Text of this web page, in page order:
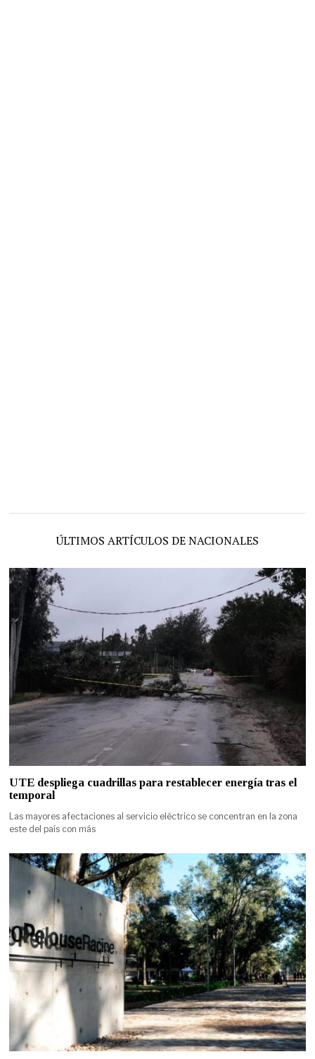
ÚLTIMOS ARTÍCULOS DE NACIONALES
UTE despliega cuadrillas para restablecer energía tras el
temporal
Las mayores afectaciones al servicio eléctrico se concentran en la zona
este del país con más